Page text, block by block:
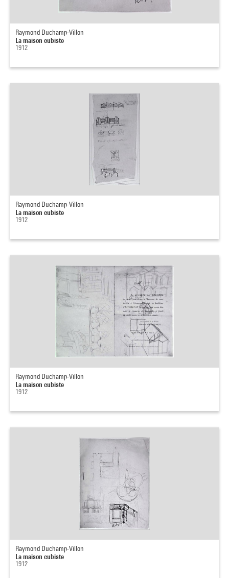
Raymond Duchamp-Villon
La maison cubiste
1912
Raymond Duchamp-Villon
La maison cubiste
1912
Raymond Duchamp-Villon
La maison cubiste
1912
Raymond Duchamp-Villon
La maison cubiste
1912